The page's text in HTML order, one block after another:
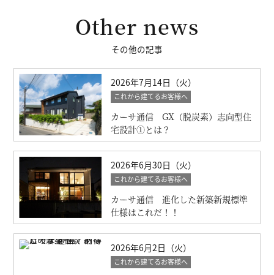
Other news
その他の記事
2026年7月14日（火）
これから建てるお客様へ
カーサ通信 GX（脱炭素）志向型住
宅設計①とは？
2026年6月30日（火）
これから建てるお客様へ
カーサ通信 進化した新築新規標準
仕様はこれだ！！
2026年6月2日（火）
これから建てるお客様へ